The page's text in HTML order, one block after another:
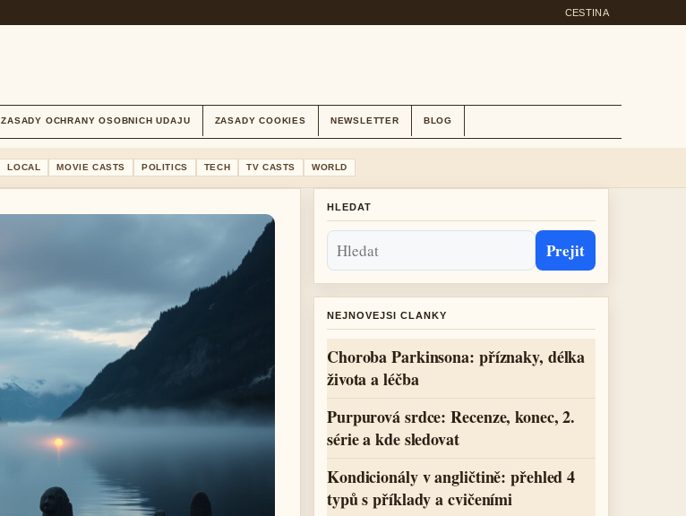
CESTINA
ZASADY OCHRANY OSOBNICH UDAJU ZASADY COOKIES NEWSLETTER BLOG
LOCAL MOVIE CASTS POLITICS TECH TV CASTS WORLD
HLEDAT
Prejit
NEJNOVEJSI CLANKY
Choroba Parkinsona: příznaky, délka
života a léčba
Purpurová srdce: Recenze, konec, 2.
série a kde sledovat
Kondicionály v angličtině: přehled 4
typů s příklady a cvičeními